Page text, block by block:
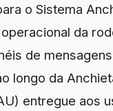
o Sistema
da
de
longo da
entregue aos